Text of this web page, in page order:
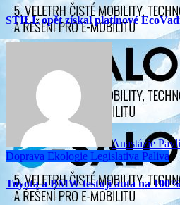
STILL opět získal platinové
Anastázie
Doprava Ekologie Legislativa Paliva
Toyota a BMW testují auta na